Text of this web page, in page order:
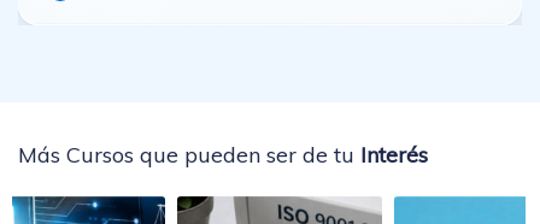
Más Cursos que pueden ser de tu Interés